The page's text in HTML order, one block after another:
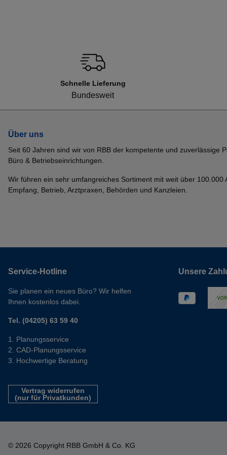
Schnelle Lieferung
Bundesweit
Über uns
Seit 60 Jahren sind wir von RBB der kompetente und zuverlässige
Büro & Betriebseinrichtungen.
Wir führen ein sehr umfangreiches Sortiment mit weit über 100.000
Empfang, Betrieb, Arztpraxen, Behörden und Kanzleien.
Service-Hotline
Sie planen ein neues Büro? Wir helfen
Ihnen kostenlos dabei.
Tel. (04205) 63 59 40
Planungsservice
CAD-Planungsservice
Hochwertige Beratung
Vertrag widerrufen
(nur für Privatkunden)
Unsere
© 2026 Copyright RBB GmbH & Co. KG